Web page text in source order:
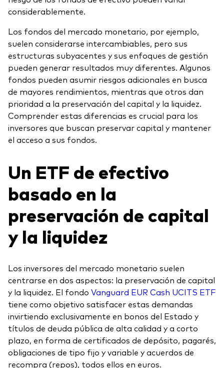
considerablemente.
Los fondos del mercado monetario, por ejemplo,
suelen considerarse intercambiables, pero sus
estructuras subyacentes y sus enfoques de gestión
pueden generar resultados muy diferentes. Algunos
fondos pueden asumir riesgos adicionales en busca
de mayores rendimientos, mientras que otros dan
prioridad a la preservación del capital y la liquidez.
Comprender estas diferencias es crucial para los
inversores que buscan preservar capital y mantener
el acceso a sus fondos.
Un ETF de efectivo
basado en la
preservación de capital
y la liquidez
Los inversores del mercado monetario suelen
centrarse en dos aspectos: la preservación de capital
y la liquidez. El fondo Vanguard EUR Cash UCITS ETF
tiene como objetivo satisfacer estas demandas
invirtiendo exclusivamente en bonos del Estado y
títulos de deuda pública de alta calidad y a corto
plazo, en forma de certificados de depósito, pagarés,
obligaciones de tipo fijo y variable y acuerdos de
recompra (repos), todos ellos en euros.